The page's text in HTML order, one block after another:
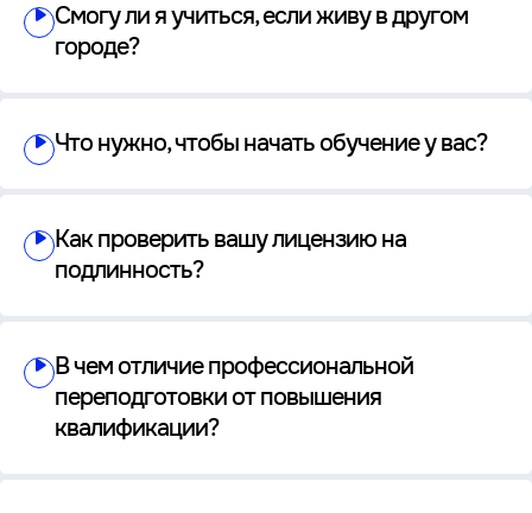
Смогу ли я учиться, если живу в другом
городе?
Что нужно, чтобы начать обучение у вас?
Как проверить вашу лицензию на
подлинность?
В чем отличие профессиональной
переподготовки от повышения
квалификации?